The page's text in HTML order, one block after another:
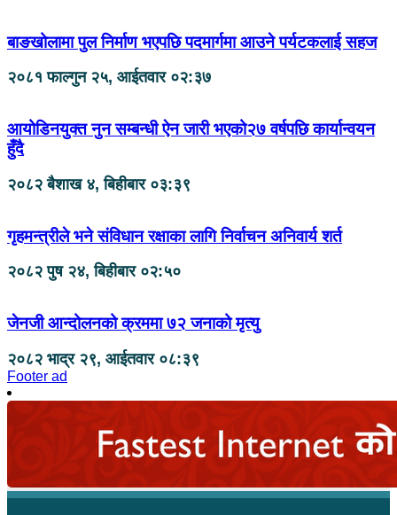
बाङखोलामा पुल निर्माण भएपछि पदमार्गमा आउने पर्यटकलाई सहज
२०८१ फाल्गुन २५, आईतवार ०२:३७
आयोडिनयुक्त नुन सम्बन्धी ऐन जारी भएको२७ वर्षपछि कार्यान्वयन
हुँदै
२०८२ बैशाख ४, बिहीबार ०३:३९
गृहमन्त्रीले भने संविधान रक्षाका लागि निर्वाचन अनिवार्य शर्त
२०८२ पुष २४, बिहीबार ०२:५०
जेनजी आन्दोलनको क्रममा ७२ जनाको मृत्यु
२०८२ भाद्र २९, आईतवार ०८:३९
Footer ad